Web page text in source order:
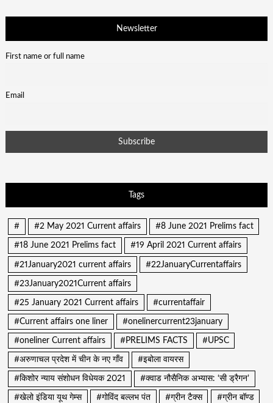
Newsletter
First name or full name
Email
Tags
# #2 May 2021 Current affairs #8 June 2021 Prelims fact
#18 June 2021 Prelims fact #19 April 2021 Current affairs
#21January2021 current affairs #22JanuaryCurrentaffairs
#23January2021Current affairs
#25 January 2021 Current affairs #currentaffair
#Current affairs one liner #onelinercurrent23january
#oneliner Current affairs #PRELIMS FACTS #UPSC
#अरुणाचल प्रदेश में चीन के नए गाँव #इबोला वायरस
#किशोर न्याय संशोधन विधेयक 2021 #क्वाड नौसैनिक अभ्यास: ‘सी ड्रैगन’
#खेलो इंडिया यूथ गेम्स #गोविंद बल्लभ पंत #ग्रीन टैक्स #ग्रीन बॉण्ड